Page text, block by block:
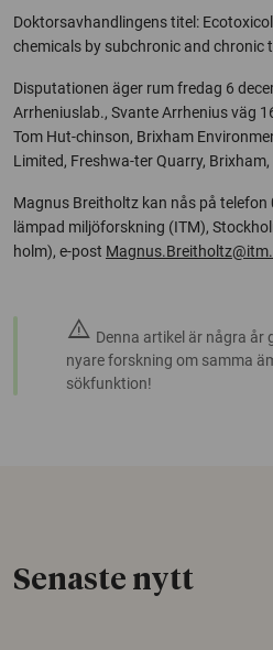
Doktorsavhandlingens titel:
chemicals by subchronic and chronic
Disputationen äger rum fredag 6
Arrheniuslab., Svante Arrhenius väg
Tom Hut-chinson, Brixham
Limited, Freshwa-ter Quarry, Brixham,
Magnus Breitholtz kan nås på
lämpad miljöforskning (ITM),
holm), e-post
warning Denna artikel är några år
nyare forskning om samma
sökfunktion!
Senaste nytt